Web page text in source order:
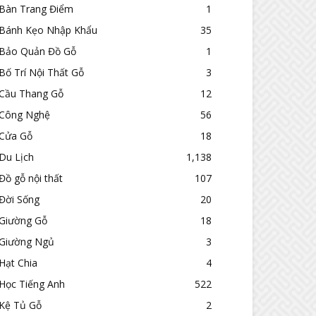
Trang Điểm
1
Kẹo Nhập Khẩu
35
Quản Đồ Gỗ
1
Trí Nội Thất Gỗ
3
Thang Gỗ
12
Nghệ
56
Gỗ
18
Lịch
1,138
gỗ nội thất
107
Sống
20
Gỗ
18
Ngủ
3
Chia
4
Tiếng Anh
522
Tủ Gỗ
2